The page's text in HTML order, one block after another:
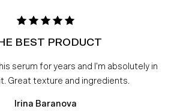
BEST PRODUCT
serum for years and I'm absolutely in
Great texture and ingredients.
Irina Baranova